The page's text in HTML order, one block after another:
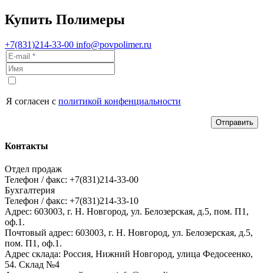
Купить Полимеры
+7(831)214-33-00 info@povpolimer.ru
Я согласен с политикой конфенциальности
Отправить
Контакты
Отдел продаж
Телефон / факс: +7(831)214-33-00
Бухгалтерия
Телефон / факс: +7(831)214-33-10
Адрес: 603003, г. Н. Новгород, ул. Белозерская, д.5, пом. П1,
оф.1.
Почтовый адрес: 603003, г. Н. Новгород, ул. Белозерская, д.5,
пом. П1, оф.1.
Адрес склада: Россия, Нижний Новгород, улица Федосеенко,
54. Склад №4